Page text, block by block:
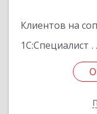
Клиентов на
1С:Специалист